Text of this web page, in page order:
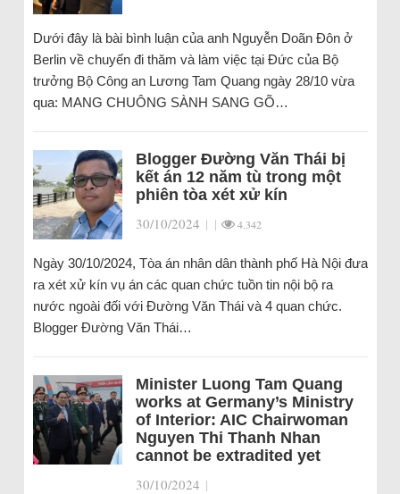
Dưới đây là bài bình luận của anh Nguyễn Doãn Đôn ở
Berlin về chuyến đi thăm và làm việc tại Đức của Bộ
trưởng Bộ Công an Lương Tam Quang ngày 28/10 vừa
qua: MANG CHUÔNG SÀNH SANG GÕ…
Blogger Đường Văn Thái bị
kết án 12 năm tù trong một
phiên tòa xét xử kín
30/10/2024 | | 4.342
Ngày 30/10/2024, Tòa án nhân dân thành phố Hà Nội đưa
ra xét xử kín vụ án các quan chức tuồn tin nội bộ ra
nước ngoài đối với Đường Văn Thái và 4 quan chức.
Blogger Đường Văn Thái…
Minister Luong Tam Quang
works at Germany’s Ministry
of Interior: AIC Chairwoman
Nguyen Thi Thanh Nhan
cannot be extradited yet
30/10/2024 |